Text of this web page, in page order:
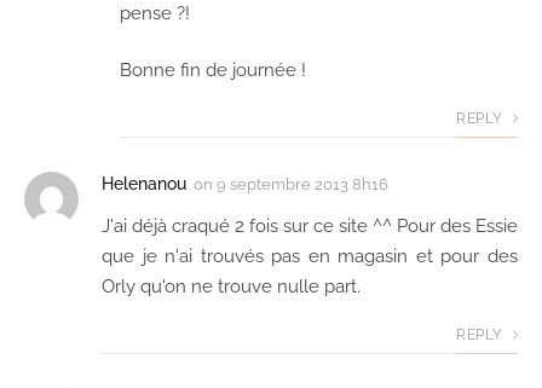
pense ?!
Bonne fin de journée !
REPLY
Helenanou on 9 septembre 2013 8h16
J'ai déjà craqué 2 fois sur ce site ^^ Pour des Essie
que je n'ai trouvés pas en magasin et pour des
Orly qu'on ne trouve nulle part.
REPLY